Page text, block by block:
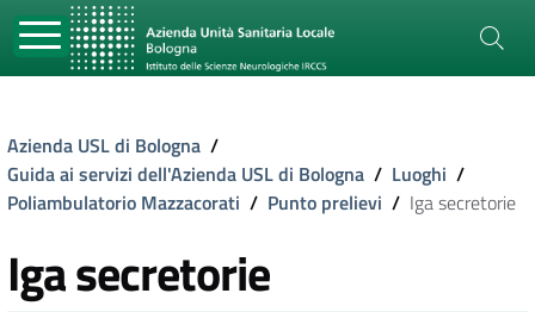
Azienda USL di Bologna /
Guida ai servizi dell'Azienda USL di Bologna / Luoghi /
Poliambulatorio Mazzacorati / Punto prelievi / Iga secretorie
Iga secretorie